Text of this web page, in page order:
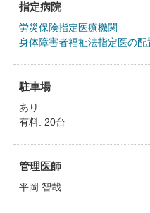
指定病院
労災保険指定医療機関
身体障害者福祉法指定医の
駐車場
あり
有料: 20台
管理医師
平岡 智哉